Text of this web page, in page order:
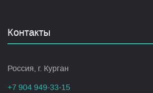
Контакты
Россия, г. Курган
+7 904 949-33-15